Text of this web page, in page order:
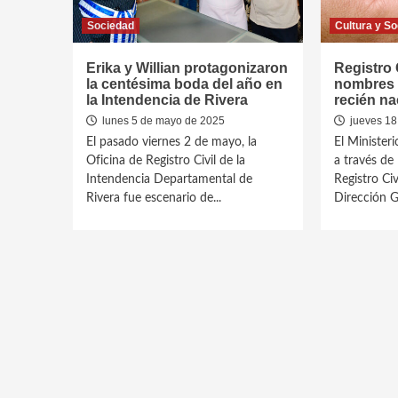
Sociedad
Erika y Willian protagonizaron
la centésima boda del año en
la Intendencia de Rivera
lunes 5 de mayo de 2025
El pasado viernes 2 de mayo, la
Oficina de Registro Civil de la
Intendencia Departamental de
Rivera fue escenario de...
Cultura y
Registro
nombres
recién
jueves
El
a través de
Registro
Dirección